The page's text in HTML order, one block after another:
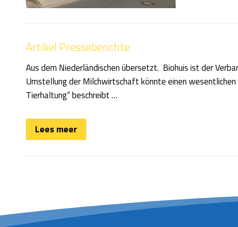
Artikel Presseberichte
Aus dem Niederländischen übersetzt. Biohuis ist der
Umstellung der Milchwirtschaft könnte einen
Tierhaltung“ beschreibt …
Lees meer